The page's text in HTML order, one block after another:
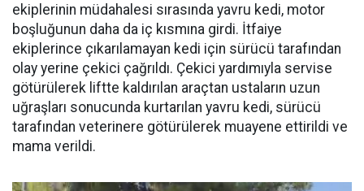
ekiplerinin müdahalesi sırasında yavru kedi, motor
boşluğunun daha da iç kısmına girdi. İtfaiye
ekiplerince çıkarılamayan kedi için sürücü tarafından
olay yerine çekici çağrıldı. Çekici yardımıyla servise
götürülerek liftte kaldırılan araçtan ustaların uzun
uğraşları sonucunda kurtarılan yavru kedi, sürücü
tarafından veterinere götürülerek muayene ettirildi ve
mama verildi.